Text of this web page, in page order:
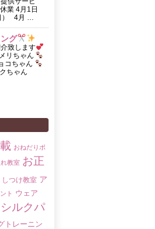
業 4月1日
） 4月 …
グ
致します
リちゃん
ちゃん
ちゃん
おねだりポ
教室 お正
しつけ教室 ア
ト ウェア
シルクパ
トレーニン